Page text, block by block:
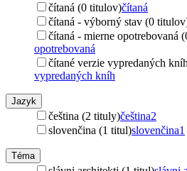
čítaná (0 titulov)čítaná
čítaná - výborný stav (0
čítaná - mierne opotrebovaná
opotrebovaná
čítané verzie vypredaných
vypredaných kníh
Jazyk
čeština (2 tituly)čeština2
slovenčina (1 titul)slovenčina1
Téma